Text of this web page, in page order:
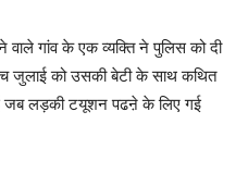
वाले गांव के एक व्यक्ति ने पुलिस को दी
जुलाई को उसकी बेटी के साथ कथित
जब लड़की टयूशन पढऩे के लिए गई